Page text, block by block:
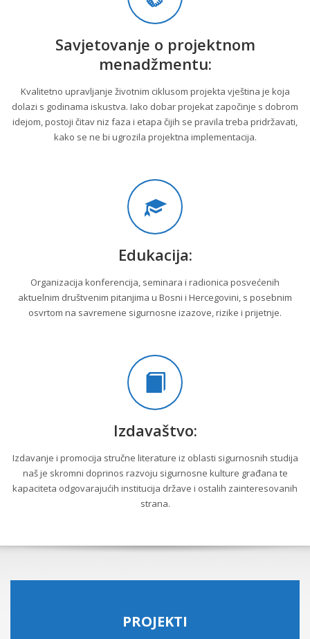
Savjetovanje o projektnom
menadžmentu:
Kvalitetno upravljanje životnim ciklusom projekta vještina je koja
dolazi s godinama iskustva. Iako dobar projekat započinje s dobrom
idejom, postoji čitav niz faza i etapa čijih se pravila treba pridržavati,
kako se ne bi ugrozila projektna implementacija.
Edukacija:
Organizacija konferencija, seminara i radionica posvećenih
aktuelnim društvenim pitanjima u Bosni i Hercegovini, s posebnim
osvrtom na savremene sigurnosne izazove, rizike i prijetnje.
Izdavaštvo:
Izdavanje i promocija stručne literature iz oblasti sigurnosnih studija
naš je skromni doprinos razvoju sigurnosne kulture građana te
kapaciteta odgovarajućih institucija države i ostalih zainteresovanih
strana.
PROJEKTI